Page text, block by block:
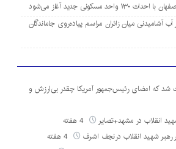
مسکونی جدید آغاز می‌شود
۸۰ هزار لیتر آب آشامیدنی میان زائران مراسم پیاده‌روی جاماندگان
شد که امضای رئیس‌جمهور آمریکا چقدر بی‌ارزش و
انقلاب در مشهد+تصایر
رهبر شهید انقلاب درنجف اشرف